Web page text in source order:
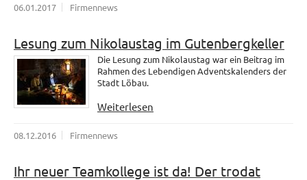
06.01.2017 Firmennews
Lesung zum Nikolaustag im Gutenbergkeller
Die Lesung zum Nikolaustag war ein Beitrag im
Rahmen des Lebendigen Adventskalenders der
Stadt Löbau.
Weiterlesen
08.12.2016 Firmennews
Ihr neuer Teamkollege ist da! Der trodat